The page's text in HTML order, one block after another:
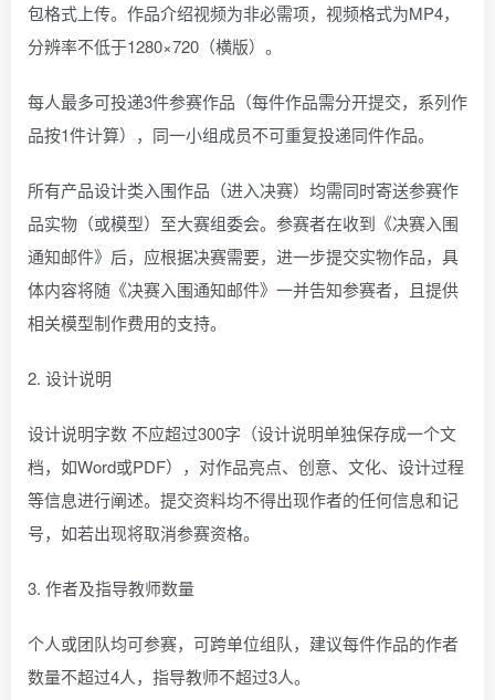
包格式上传。作品介绍视频为非必需项，视频格式为MP4，
分辨率不低于1280×720（横版）。
每人最多可投递3件参赛作品（每件作品需分开提交，系列作
品按1件计算），同一小组成员不可重复投递同件作品。
所有产品设计类入围作品（进入决赛）均需同时寄送参赛作
品实物（或模型）至大赛组委会。参赛者在收到《决赛入围
通知邮件》后，应根据决赛需要，进一步提交实物作品，具
体内容将随《决赛入围通知邮件》一并告知参赛者，且提供
相关模型制作费用的支持。
2. 设计说明
设计说明字数 不应超过300字（设计说明单独保存成一个文
档，如Word或PDF），对作品亮点、创意、文化、设计过程
等信息进行阐述。提交资料均不得出现作者的任何信息和记
号，如若出现将取消参赛资格。
3. 作者及指导教师数量
个人或团队均可参赛，可跨单位组队，建议每件作品的作者
数量不超过4人，指导教师不超过3人。